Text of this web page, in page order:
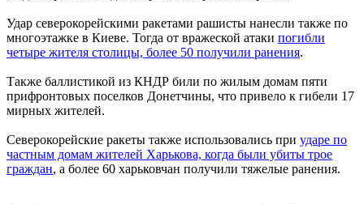
Удар северокорейскими ракетами рашисты нанесли также по
многоэтажке в Киеве. Тогда от вражеской атаки погибли
четыре жителя столицы, более 50 получили ранения.
Также баллистикой из КНДР били по жилым домам пяти
прифронтовых поселков Донетчины, что привело к гибели 17
мирных жителей.
Северокорейские ракеты также использовались при ударе по
частным домам жителей Харькова, когда были убиты трое
граждан, а более 60 харьковчан получили тяжелые ранения.